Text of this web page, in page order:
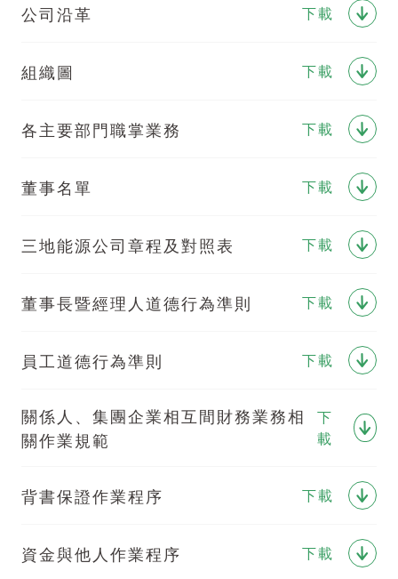
公司沿革 下載
組織圖 下載
各主要部門職掌業務 下載
董事名單 下載
三地能源公司章程及對照表 下載
董事長暨經理人道德行為準則 下載
員工道德行為準則 下載
關係人、集團企業相互間財務業務相
關作業規範
下
載
背書保證作業程序 下載
資金與他人作業程序 下載